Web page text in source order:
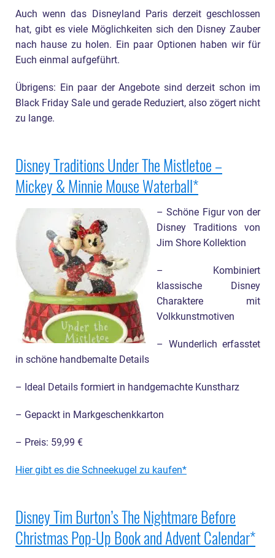
Auch wenn das Disneyland Paris derzeit geschlossen
hat, gibt es viele Möglichkeiten sich den Disney Zauber
nach hause zu holen. Ein paar Optionen haben wir für
Euch einmal aufgeführt.
Übrigens: Ein paar der Angebote sind derzeit schon im
Black Friday Sale und gerade Reduziert, also zögert nicht
zu lange.
Disney Traditions Under The Mistletoe –
Mickey & Minnie Mouse Waterball
– Schöne Figur von der
Disney Traditions von
Jim Shore Kollektion
– Kombiniert
klassische Disney
Charaktere mit
Volkkunstmotiven
– Wunderlich erfasstet
in schöne handbemalte Details
– Ideal Details formiert in handgemachte Kunstharz
– Gepackt in Markgeschenkkarton
– Preis: 59,99 €
Hier gibt es die Schneekugel zu kaufen
Disney Tim Burton’s The Nightmare Before
Christmas Pop-Up Book and Advent Calendar